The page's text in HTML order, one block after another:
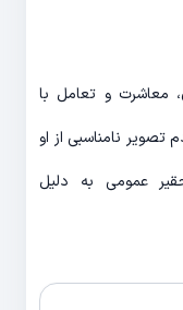
معاشرت و تعامل با
نامناسبی از او
عمومی به دلیل